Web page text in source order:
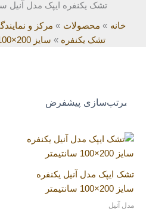
تشک یکنفره ایپک مدل آنیل سایز 200×100
خانه محصولات مرکز و
تشک یکنفره
سایز 200×100 سانتیمتر
تشک ایپک مدل آنیل یکنفره
سایز 200×100 سانتیمتر
مدل آنیل